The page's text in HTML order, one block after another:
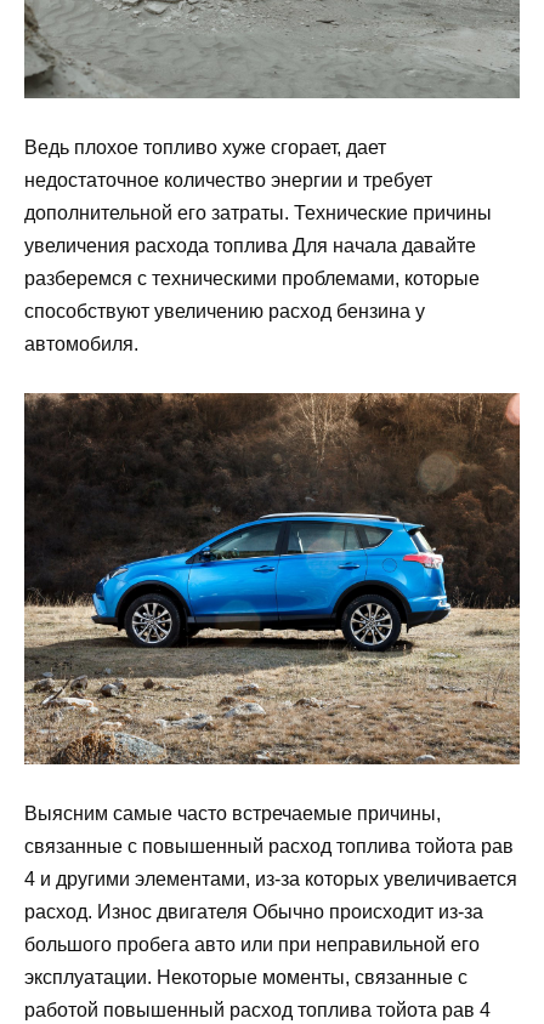
Ведь плохое топливо хуже сгорает, дает
недостаточное количество энергии и требует
дополнительной его затраты. Технические причины
увеличения расхода топлива Для начала давайте
разберемся с техническими проблемами, которые
способствуют увеличению расход бензина у
автомобиля.
Выясним самые часто встречаемые причины,
связанные с повышенный расход топлива тойота рав
4 и другими элементами, из-за которых увеличивается
расход. Износ двигателя Обычно происходит из-за
большого пробега авто или при неправильной его
эксплуатации. Некоторые моменты, связанные с
работой повышенный расход топлива тойота рав 4